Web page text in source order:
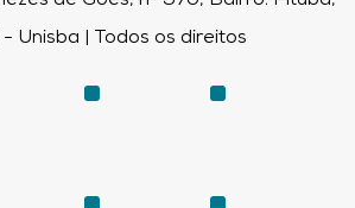
Unisba | Todos os direitos